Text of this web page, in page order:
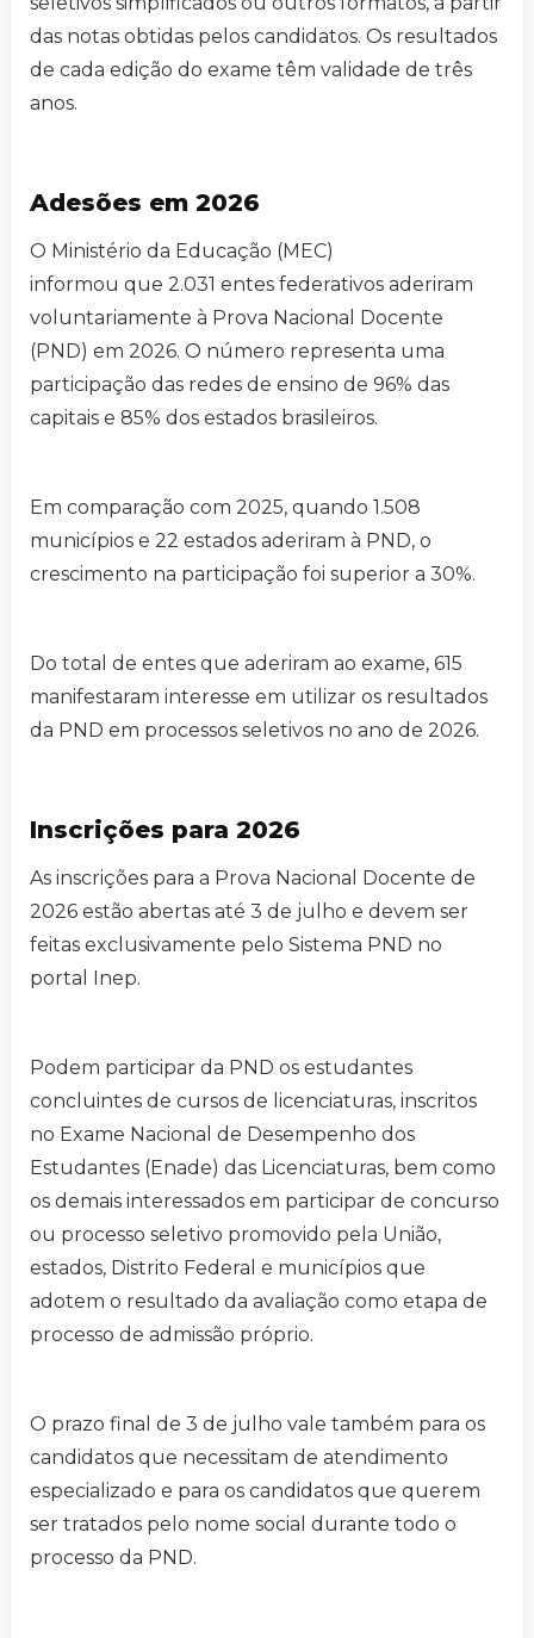
das notas obtidas pelos candidatos. Os resultados
de cada edição do exame têm validade de três
anos.
Adesões em 2026
O Ministério da Educação (MEC)
informou que 2.031 entes federativos aderiram
voluntariamente à Prova Nacional Docente
(PND) em 2026. O número representa uma
participação das redes de ensino de 96% das
capitais e 85% dos estados brasileiros.​​
​Em comparação com 2025, quando 1.508
municípios e 22 estados aderiram à PND, o
crescimento na participação foi superior a 30%.
Do total de entes que aderiram ao exame, 615
manifestaram interesse em utilizar os resultados
da PND em processos seletivos no ano de 2026.
Inscrições para 2026
As inscrições para a Prova Nacional Docente de
2026 estão abertas até 3 de julho e devem ser
feitas exclusivamente pelo Sistema PND no
portal Inep.
Podem participar da PND os estudantes
concluintes de cursos de licenciaturas, inscritos
no Exame Nacional de Desempenho dos
Estudantes (Enade) das Licenciaturas, bem como
os demais interessados em participar de concurso
ou processo seletivo promovido pela União,
estados, Distrito Federal e municípios que
adotem o resultado da avaliação como etapa de
processo de admissão próprio.
O prazo final de 3 de julho vale também para os
candidatos que necessitam de atendimento
especializado e para os candidatos que querem
ser tratados pelo nome social durante todo o
processo da PND.